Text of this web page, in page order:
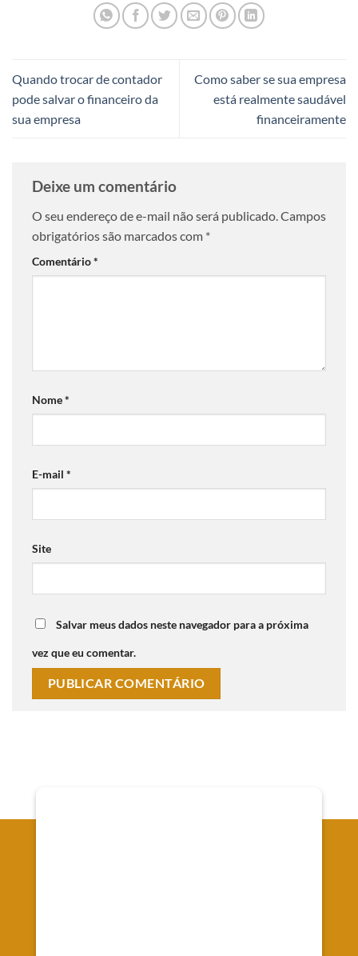
Quando trocar de contador
pode salvar o financeiro da
sua empresa
Como saber se sua empresa
está realmente saudável
financeiramente
Deixe um comentário
O seu endereço de e-mail não será publicado.Campos
obrigatórios são marcados com *
Comentário*
Nome*
E-mail *
Site
Salvar meus dados neste navegador para a próxima
vez que eu comentar.